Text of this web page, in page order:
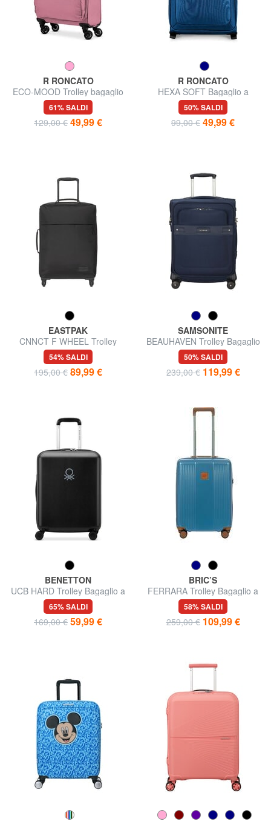
R RONCATO
ECO-MOOD Trolley bagaglio
a mano
61% SALDI
129,00 € 49,99 €
R RONCATO
HEXA SOFT Bagaglio a
mano, espandibile
50% SALDI
99,00 € 49,99 €
EASTPAK
CNNCT F WHEEL Trolley
Bagaglio a Mano
54% SALDI
195,00 € 89,99 €
SAMSONITE
BEAUHAVEN Trolley Bagaglio
a Mano
50% SALDI
239,00 € 119,99 €
BENETTON
UCB HARD Trolley Bagaglio a
Mano
65% SALDI
169,00 € 59,99 €
BRIC’S
FERRARA Trolley Bagaglio a
Mano
58% SALDI
259,00 € 109,99 €